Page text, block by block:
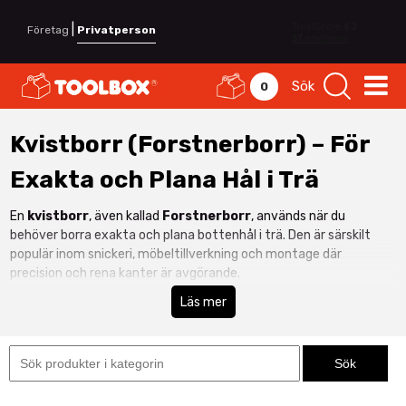
Företag Privatperson
0 Sök
Kvistborr (Forstnerborr) – För
Exakta och Plana Hål i Trä
En kvistborr, även kallad Forstnerborr, används när du
behöver borra exakta och plana bottenhål i trä. Den är särskilt
populär inom snickeri, möbeltillverkning och montage där
precision och rena kanter är avgörande.
Hos Toolbox hittar du kvistborr i flera dimensioner för
professionell användning. För förborrning eller genomgående hål
Perfekt för gångjärn, beslag och
Läs mer